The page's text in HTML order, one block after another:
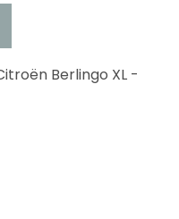
Berlingo XL -